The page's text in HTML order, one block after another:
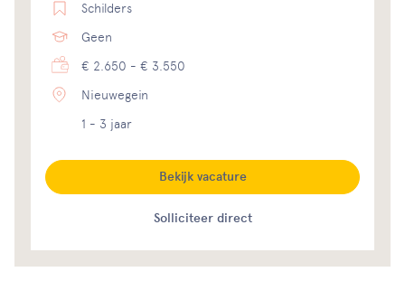
Schilders
Geen
€ 2.650 - € 3.550
Nieuwegein
1 - 3 jaar
Solliciteer direct
Bekijk vacature